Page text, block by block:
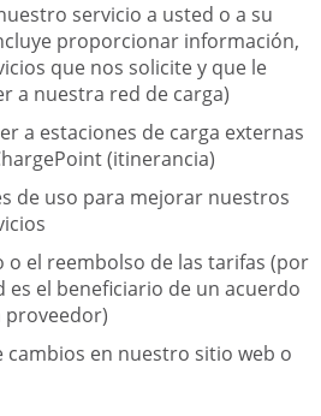
servicio a usted o a su
proporcionar información,
que nos solicite y que le
a nuestra red de carga)
a estaciones de carga externas
(itinerancia)
de uso para mejorar nuestros
o el reembolso de las tarifas (por
es el beneficiario de un acuerdo
proveedor)
cambios en nuestro sitio web o